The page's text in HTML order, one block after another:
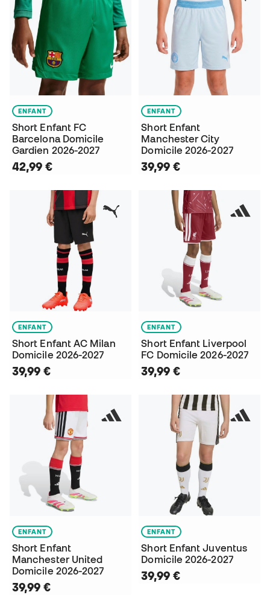
ENFANT
Short Enfant FC
Barcelona Domicile
Gardien 2026-2027
42,99 €
ENFANT
Short Enfant
Manchester City
Domicile 2026-2027
39,99 €
ENFANT
Short Enfant AC Milan
Domicile 2026-2027
39,99 €
ENFANT
Short Enfant Liverpool
FC Domicile 2026-2027
39,99 €
ENFANT
Short Enfant
Manchester United
Domicile 2026-2027
39,99 €
ENFANT
Short Enfant Juventus
Domicile 2026-2027
39,99 €